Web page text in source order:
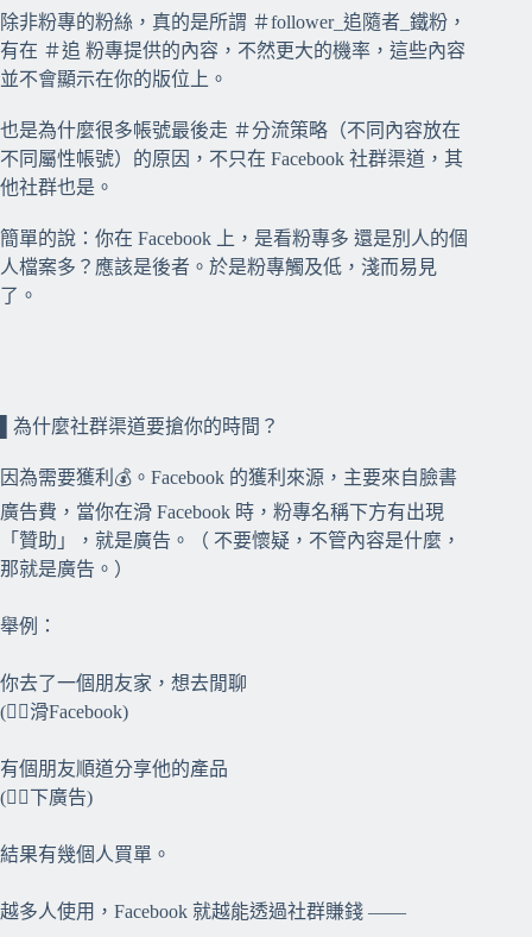
除非粉專的粉絲，真的是所謂 ＃follower_追隨者_鐵粉，
有在 ＃追 粉專提供的內容，不然更大的機率，這些內容
並不會顯示在你的版位上。
也是為什麼很多帳號最後走 ＃分流策略（不同內容放在
不同屬性帳號）的原因，不只在 Facebook 社群渠道，其
他社群也是。
簡單的說：你在 Facebook 上，是看粉專多 還是別人的個
人檔案多？應該是後者。於是粉專觸及低，淺而易見
了。
▌為什麼社群渠道要搶你的時間？
因為需要獲利💰。Facebook 的獲利來源，主要來自臉書
廣告費，當你在滑 Facebook 時，粉專名稱下方有出現
「贊助」，就是廣告。（ 不要懷疑，不管內容是什麼，
那就是廣告。）
舉例：
你去了一個朋友家，想去閒聊
(👉🏻滑Facebook)
有個朋友順道分享他的產品
(👉🏻下廣告)
結果有幾個人買單。
越多人使用，Facebook 就越能透過社群賺錢 ——